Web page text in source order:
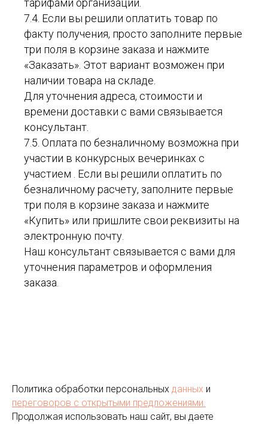
тарифами организации.
7.4. Если вы решили оплатить товар по
факту получения, просто заполните первые
три поля в корзине заказа и нажмите
«Заказать». Этот вариант возможен при
наличии товара на складе.
Для уточнения адреса, стоимости и
времени доставки с вами связывается
консультант.
7.5. Оплата по безналичному возможна при
участии в конкурсных вечеринках с
участием . Если вы решили оплатить по
безналичному расчету, заполните первые
три поля в корзине заказа и нажмите
«Купить» или пришлите свои реквизиты на
электронную почту.
Наш консультант связывается с вами для
уточнения параметров и оформления
заказа.
Политика обработки персональных данных и
переговоров с открытыми предложениями.
Продолжая использовать наш сайт, вы даете